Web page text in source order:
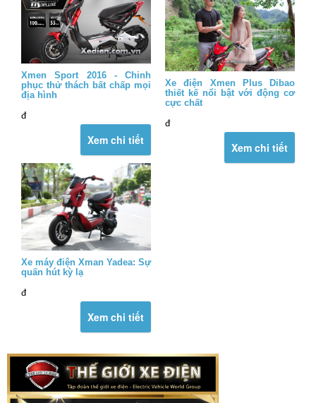
Xmen Sport 2016 - Chinh
phục thử thách bất chấp mọi
địa hình
đ
Xem chi tiết
Xe điện Xmen Plus Dibao
thiết kế nổi bật với động cơ
cực chất
đ
Xem chi tiết
Xe máy điện Xman Yadea: Sự
quấn hút kỳ lạ
đ
Xem chi tiết